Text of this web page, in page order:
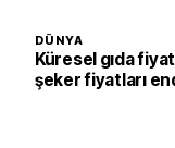
DÜNYA
Küresel gıda
şeker fiyatları